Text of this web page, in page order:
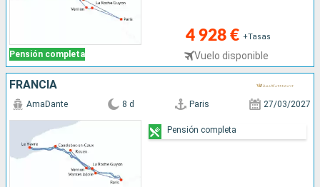
Pensión completa
4 928 € +Tasas
Vuelo disponible
FRANCIA
AmaDante 8 d Paris 27/03/2027
Pensión completa